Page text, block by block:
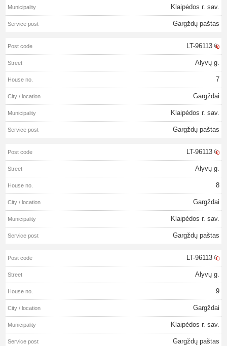
Klaipėdos r. sav.
Gargždų paštas
LT-96113
Alyvų g.
7
Gargždai
Klaipėdos r. sav.
Gargždų paštas
LT-96113
Alyvų g.
8
Gargždai
Klaipėdos r. sav.
Gargždų paštas
LT-96113
Alyvų g.
9
Gargždai
Klaipėdos r. sav.
Gargždų paštas